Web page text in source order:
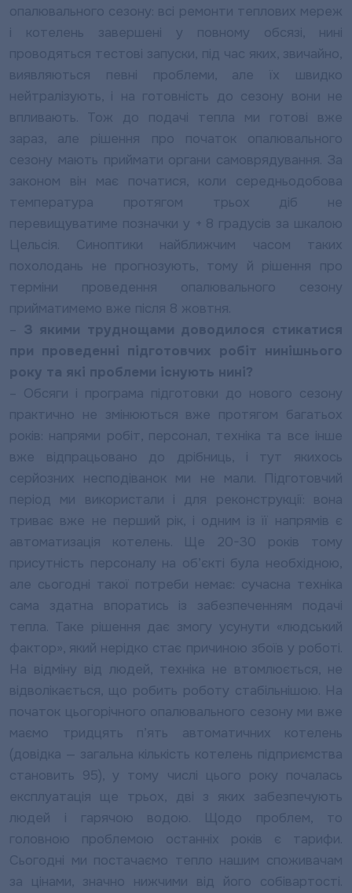
опалювального сезону: всі ремонти теплових мереж
і котелень завершені у повному обсязі, нині
проводяться тестові запуски, під час яких, звичайно,
виявляються певні проблеми, але їх швидко
нейтралізують, і на готовність до сезону вони не
впливають. Тож до подачі тепла ми готові вже
зараз, але рішення про початок опалювального
сезону мають приймати органи самоврядування. За
законом він має початися, коли середньодобова
температура протягом трьох діб не
перевищуватиме позначки у + 8 градусів за шкалою
Цельсія. Синоптики найближчим часом таких
похолодань не прогнозують, тому й рішення про
терміни проведення опалювального сезону
прийматимемо вже після 8 жовтня.
– З якими труднощами доводилося стикатися
при проведенні підготовчих робіт нинішнього
року та які проблеми існують нині?
– Обсяги і програма підготовки до нового сезону
практично не змінюються вже протягом багатьох
років: напрями робіт, персонал, техніка та все інше
вже відпрацьовано до дрібниць, і тут якихось
серйозних несподіванок ми не мали. Підготовчий
період ми використали і для реконструкції: вона
триває вже не перший рік, і одним із її напрямів є
автоматизація котелень. Ще 20-30 років тому
присутність персоналу на об’єкті була необхідною,
але сьогодні такої потреби немає: сучасна техніка
сама здатна впоратись із забезпеченням подачі
тепла. Таке рішення дає змогу усунути «людський
фактор», який нерідко стає причиною збоїв у роботі.
На відміну від людей, техніка не втомлюється, не
відволікається, що робить роботу стабільнішою. На
початок цьогорічного опалювального сезону ми вже
маємо тридцять п’ять автоматичних котелень
(довідка — загальна кількість котелень підприємства
становить 95), у тому числі цього року почалась
експлуатація ще трьох, дві з яких забезпечують
людей і гарячою водою. Щодо проблем, то
головною проблемою останніх років є тарифи.
Сьогодні ми постачаємо тепло нашим споживачам
за цінами, значно нижчими від його собівартості.